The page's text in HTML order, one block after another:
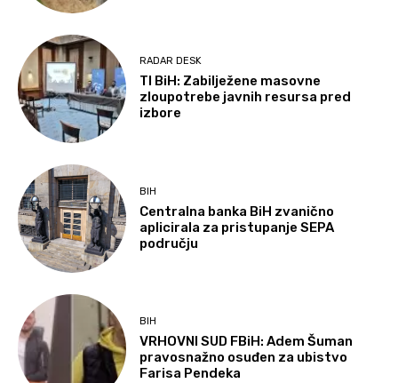
RADAR DESK
TI BiH: Zabilježene masovne
zloupotrebe javnih resursa pred
izbore
BIH
Centralna banka BiH zvanično
aplicirala za pristupanje SEPA
području
BIH
VRHOVNI SUD FBiH: Adem Šuman
pravosnažno osuđen za ubistvo
Farisa Pendeka